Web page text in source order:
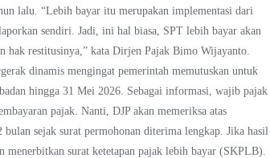
lalu. “Lebih bayar itu merupakan implementasi dari
sendiri. Jadi, ini hal biasa, SPT lebih bayar akan
hak restitusinya,” kata Dirjen Pajak Bimo Wijayanto.
dinamis mengingat pemerintah memutuskan untuk
hingga 31 Mei 2026. Sebagai informasi, wajib pajak
pajak. Nanti, DJP akan memeriksa atas
sejak surat permohonan diterima lengkap. Jika hasil
menerbitkan surat ketetapan pajak lebih bayar (SKPLB).